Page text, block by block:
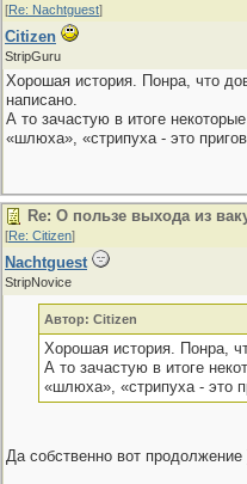
[Re: Nachtguest]
Citizen
StripGuru
Хорошая история. Понра, что
написано.
А то зачастую в итоге
«шлюха», «стрипуха - это
Re: О пользе выхода из
[Re: Citizen]
Nachtguest
StripNovice
Автор: Citizen
Хорошая история. Понра,
А то зачастую в итоге
«шлюха», «стрипуха - это
Да собственно вот продолжение